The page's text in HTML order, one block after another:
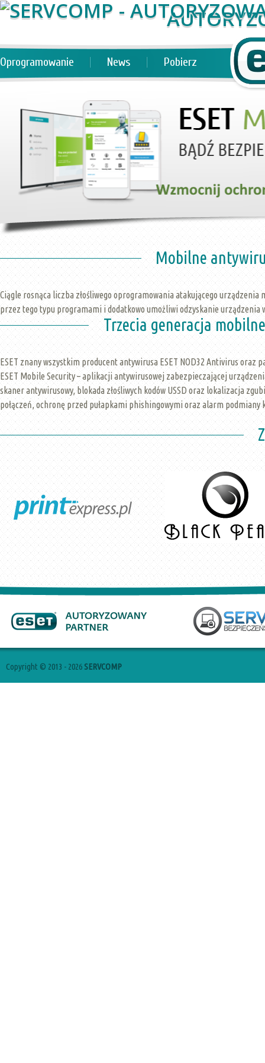
Oprogramowanie News Pobierz
Mobilne
Ciągle rosnąca liczba złośliwego oprogramowania atakującego
przez tego typu programami i dodatkowo umożliwi odzyskanie urządzenia
Trzecia generacja
ESET znany wszystkim producent antywirusa ESET NOD32 Antivirus
ESET Mobile Security – aplikacji antywirusowej zabezpieczającej
skaner antywirusowy, blokada złośliwych kodów USSD oraz lokalizacja
połączeń, ochronę przed pułapkami phishingowymi oraz alarm podmiany
Copyright © 2013 - 2026 SERVCOMP